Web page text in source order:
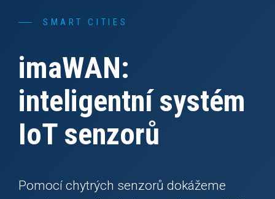
SMART CITIES
imaWAN:
inteligentní systém
IoT senzorů
Pomocí chytrých senzorů dokážeme